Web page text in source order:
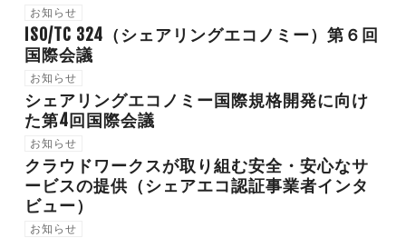
お知らせ
ISO/TC 324（シェアリングエコノミー）第６回
国際会議
お知らせ
シェアリングエコノミー国際規格開発に向け
た第4回国際会議
お知らせ
クラウドワークスが取り組む安全・安心なサ
ービスの提供（シェアエコ認証事業者インタ
ビュー）
お知らせ